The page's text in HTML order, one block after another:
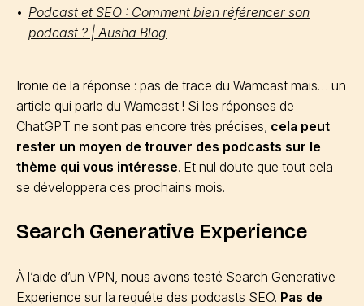
Podcast et SEO : Comment bien référencer son
podcast ? | Ausha Blog
Ironie de la réponse : pas de trace du Wamcast mais… un
article qui parle du Wamcast ! Si les réponses de
ChatGPT ne sont pas encore très précises, cela peut
rester un moyen de trouver des podcasts sur le
thème qui vous intéresse. Et nul doute que tout cela
se développera ces prochains mois.
Search Generative Experience
À l’aide d’un VPN, nous avons testé Search Generative
Experience sur la requête des podcasts SEO. Pas de